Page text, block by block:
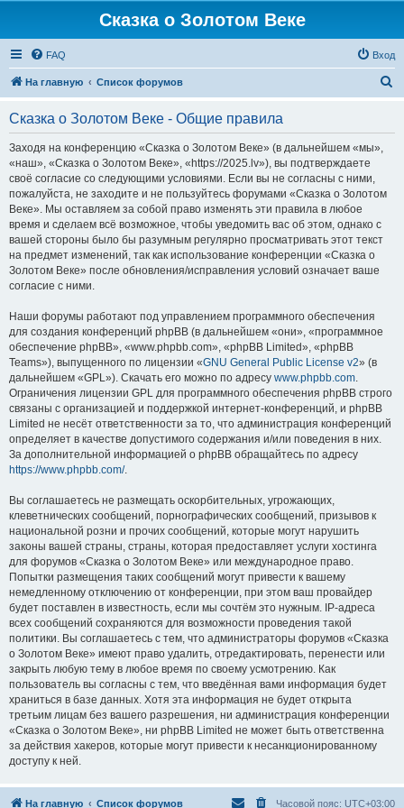
Сказка о Золотом Веке
FAQ Вход
На главную Список форумов
Сказка о Золотом Веке - Общие правила
Заходя на конференцию «Сказка о Золотом Веке» (в дальнейшем «мы»,
«наш», «Сказка о Золотом Веке», «https://2025.lv»), вы подтверждаете
своё согласие со следующими условиями. Если вы не согласны с ними,
пожалуйста, не заходите и не пользуйтесь форумами «Сказка о Золотом
Веке». Мы оставляем за собой право изменять эти правила в любое
время и сделаем всё возможное, чтобы уведомить вас об этом, однако с
вашей стороны было бы разумным регулярно просматривать этот текст
на предмет изменений, так как использование конференции «Сказка о
Золотом Веке» после обновления/исправления условий означает ваше
согласие с ними.
Наши форумы работают под управлением программного обеспечения
для создания конференций phpBB (в дальнейшем «они», «программное
обеспечение phpBB», «www.phpbb.com», «phpBB Limited», «phpBB
Teams»), выпущенного по лицензии «GNU General Public License v2» (в
дальнейшем «GPL»). Скачать его можно по адресу www.phpbb.com.
Ограничения лицензии GPL для программного обеспечения phpBB строго
связаны с организацией и поддержкой интернет-конференций, и phpBB
Limited не несёт ответственности за то, что администрация конференций
определяет в качестве допустимого содержания и/или поведения в них.
За дополнительной информацией о phpBB обращайтесь по адресу
https://www.phpbb.com/.
Вы соглашаетесь не размещать оскорбительных, угрожающих,
клеветнических сообщений, порнографических сообщений, призывов к
национальной розни и прочих сообщений, которые могут нарушить
законы вашей страны, страны, которая предоставляет услуги хостинга
для форумов «Сказка о Золотом Веке» или международное право.
Попытки размещения таких сообщений могут привести к вашему
немедленному отключению от конференции, при этом ваш провайдер
будет поставлен в известность, если мы сочтём это нужным. IP-адреса
всех сообщений сохраняются для возможности проведения такой
политики. Вы соглашаетесь с тем, что администраторы форумов «Сказка
о Золотом Веке» имеют право удалить, отредактировать, перенести или
закрыть любую тему в любое время по своему усмотрению. Как
пользователь вы согласны с тем, что введённая вами информация будет
храниться в базе данных. Хотя эта информация не будет открыта
третьим лицам без вашего разрешения, ни администрация конференции
«Сказка о Золотом Веке», ни phpBB Limited не может быть ответственна
за действия хакеров, которые могут привести к несанкционированному
доступу к ней.
На главную Список форумов Часовой пояс: UTC+03:00